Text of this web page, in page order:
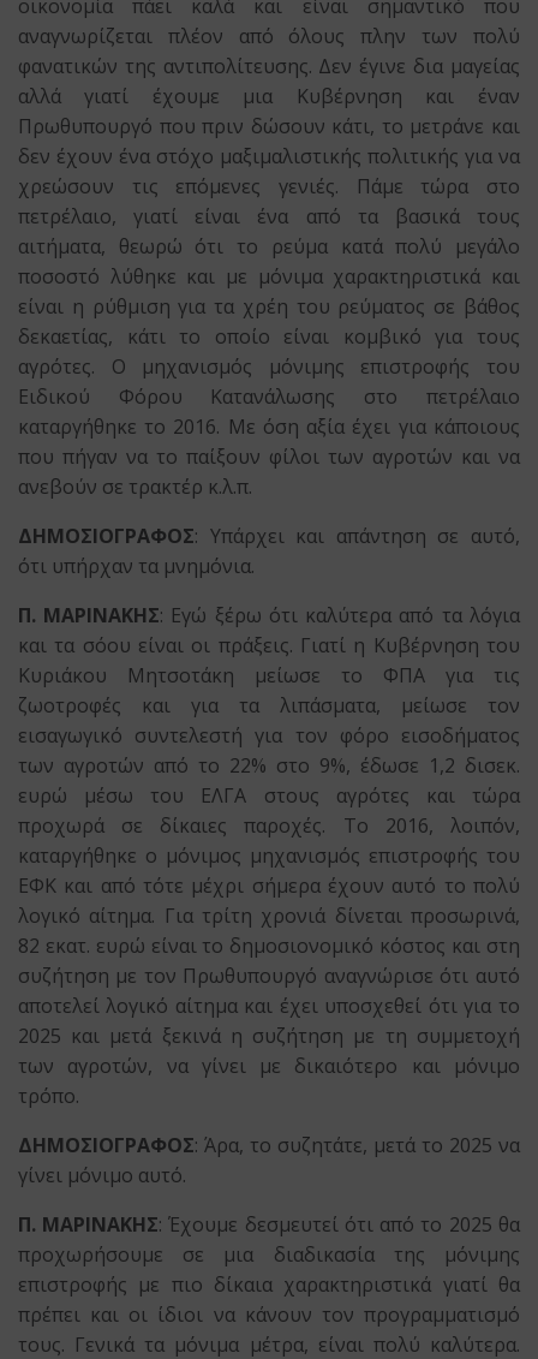
οικονομία πάει καλά και είναι σημαντικό που
αναγνωρίζεται πλέον από όλους πλην των πολύ
φανατικών της αντιπολίτευσης. Δεν έγινε δια μαγείας
αλλά γιατί έχουμε μια Κυβέρνηση και έναν
Πρωθυπουργό που πριν δώσουν κάτι, το μετράνε και
δεν έχουν ένα στόχο μαξιμαλιστικής πολιτικής για να
χρεώσουν τις επόμενες γενιές. Πάμε τώρα στο
πετρέλαιο, γιατί είναι ένα από τα βασικά τους
αιτήματα, θεωρώ ότι το ρεύμα κατά πολύ μεγάλο
ποσοστό λύθηκε και με μόνιμα χαρακτηριστικά και
είναι η ρύθμιση για τα χρέη του ρεύματος σε βάθος
δεκαετίας, κάτι το οποίο είναι κομβικό για τους
αγρότες. Ο μηχανισμός μόνιμης επιστροφής του
Ειδικού Φόρου Κατανάλωσης στο πετρέλαιο
καταργήθηκε το 2016. Με όση αξία έχει για κάποιους
που πήγαν να το παίξουν φίλοι των αγροτών και να
ανεβούν σε τρακτέρ κ.λ.π.
ΔΗΜΟΣΙΟΓΡΑΦΟΣ: Υπάρχει και απάντηση σε αυτό,
ότι υπήρχαν τα μνημόνια.
Π. ΜΑΡΙΝΑΚΗΣ: Εγώ ξέρω ότι καλύτερα από τα λόγια
και τα σόου είναι οι πράξεις. Γιατί η Κυβέρνηση του
Κυριάκου Μητσοτάκη μείωσε το ΦΠΑ για τις
ζωοτροφές και για τα λιπάσματα, μείωσε τον
εισαγωγικό συντελεστή για τον φόρο εισοδήματος
των αγροτών από το 22% στο 9%, έδωσε 1,2 δισεκ.
ευρώ μέσω του ΕΛΓΑ στους αγρότες και τώρα
προχωρά σε δίκαιες παροχές. Το 2016, λοιπόν,
καταργήθηκε ο μόνιμος μηχανισμός επιστροφής του
ΕΦΚ και από τότε μέχρι σήμερα έχουν αυτό το πολύ
λογικό αίτημα. Για τρίτη χρονιά δίνεται προσωρινά,
82 εκατ. ευρώ είναι το δημοσιονομικό κόστος και στη
συζήτηση με τον Πρωθυπουργό αναγνώρισε ότι αυτό
αποτελεί λογικό αίτημα και έχει υποσχεθεί ότι για το
2025 και μετά ξεκινά η συζήτηση με τη συμμετοχή
των αγροτών, να γίνει με δικαιότερο και μόνιμο
τρόπο.
ΔΗΜΟΣΙΟΓΡΑΦΟΣ: Άρα, το συζητάτε, μετά το 2025 να
γίνει μόνιμο αυτό.
Π. ΜΑΡΙΝΑΚΗΣ: Έχουμε δεσμευτεί ότι από το 2025 θα
προχωρήσουμε σε μια διαδικασία της μόνιμης
επιστροφής με πιο δίκαια χαρακτηριστικά γιατί θα
πρέπει και οι ίδιοι να κάνουν τον προγραμματισμό
τους. Γενικά τα μόνιμα μέτρα, είναι πολύ καλύτερα.